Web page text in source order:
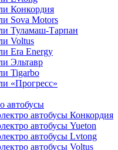
Конкордия
Sova Motors
Туламаш-Тарпан
Voltus
Era Energy
Эльтавр
Tigarbo
«Прогресс»
автобусы
автобусы Конкордия
автобусы Yueton
автобусы Lvtong
автобусы Voltus